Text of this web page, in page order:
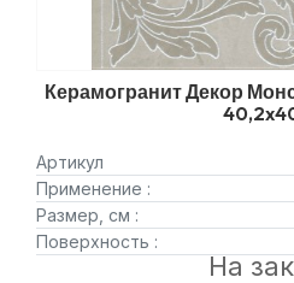
Керамогранит Декор
Артикул
Применение :
Размер, см :
Поверхность :
На